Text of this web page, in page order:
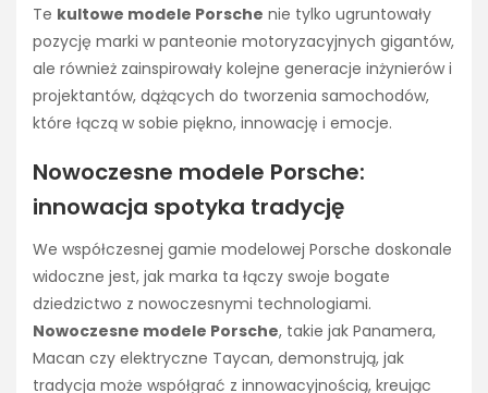
Te kultowe modele Porsche nie tylko ugruntowały
pozycję marki w panteonie motoryzacyjnych gigantów,
ale również zainspirowały kolejne generacje inżynierów i
projektantów, dążących do tworzenia samochodów,
które łączą w sobie piękno, innowację i emocje.
Nowoczesne modele Porsche:
innowacja spotyka tradycję
We współczesnej gamie modelowej Porsche doskonale
widoczne jest, jak marka ta łączy swoje bogate
dziedzictwo z nowoczesnymi technologiami.
Nowoczesne modele Porsche, takie jak Panamera,
Macan czy elektryczne Taycan, demonstrują, jak
tradycja może współgrać z innowacyjnością, kreując